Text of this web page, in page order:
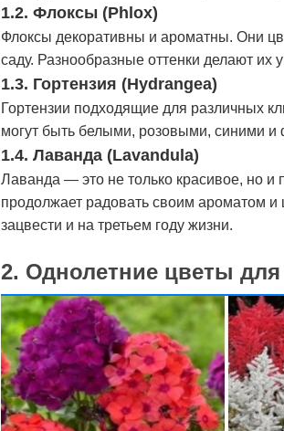
1.2. Флоксы (Phlox)
Флоксы декоративны и ароматны. Они
саду. Разнообразные оттенки делают их
1.3. Гортензия (Hydrangea)
Гортензии подходящие для различных
могут быть белыми, розовыми, синими и
1.4. Лаванда (Lavandula)
Лаванда — это не только красивое, но и
продолжает радовать своим ароматом
зацвести и на третьем году жизни.
2. Однолетние цветы